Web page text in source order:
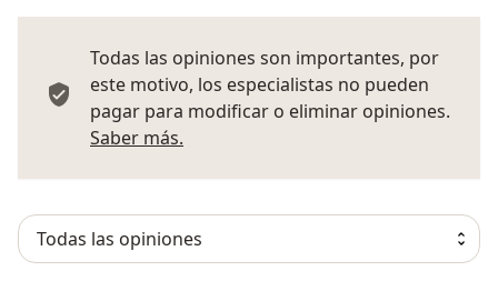
Todas las opiniones son importantes, por
este motivo, los especialistas no pueden
pagar para modificar o eliminar opiniones.
Saber más.